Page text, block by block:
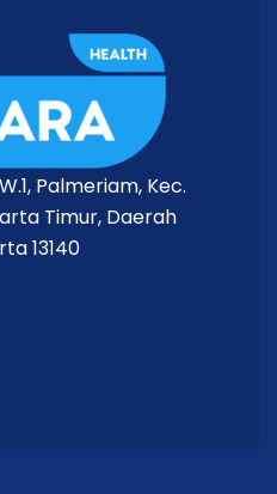
Palmeriam, Kec.
Timur, Daerah
13140